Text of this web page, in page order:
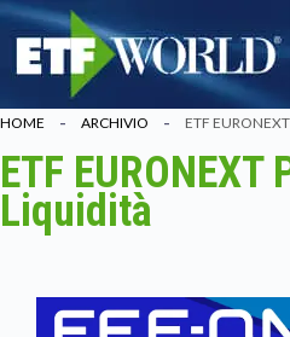
Salta
contenuto
HOME ARCHIVIO ETF
ETF EURONEXT
Liquidità